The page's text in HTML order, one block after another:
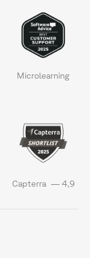
Microlearning
Capterra — 4,9